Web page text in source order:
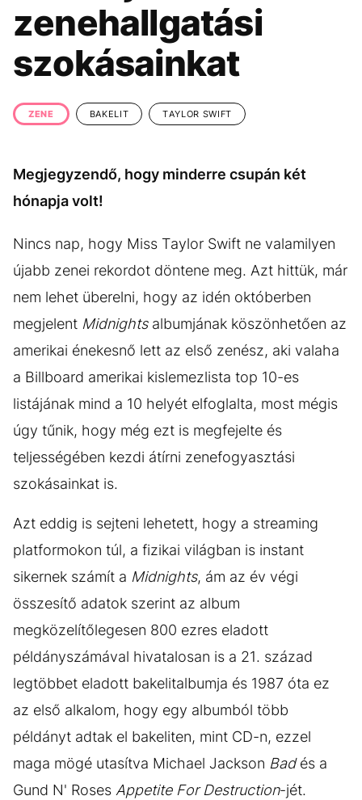
UTAZÁS
ÉLETMÓD DESIGN
BESZÉLGETÉSEK ARCOK
VIDEÓ TÖRTÉNETEK
zenehallgatási
szokásainkat
ZENE BAKELIT TAYLOR SWIFT
Megjegyzendő, hogy minderre csupán két
hónapja volt!
Nincs nap, hogy Miss Taylor Swift ne valamilyen
újabb zenei rekordot döntene meg. Azt hittük, már
nem lehet überelni, hogy az idén októberben
megjelent Midnightsalbumjának köszönhetően az
amerikai énekesnő lett az első zenész, aki valaha
a Billboard amerikai kislemezlista top 10-es
listájának mind a 10 helyét elfoglalta, most mégis
úgy tűnik, hogy még ezt is megfejelte és
teljességében kezdi átírni zenefogyasztási
szokásainkat is.
Azt eddig is sejteni lehetett, hogy a streaming
platformokon túl, a fizikai világban is instant
sikernek számít a Midnights, ám az év végi
összesítő adatok szerint az album
megközelítőlegesen 800 ezres eladott
példányszámával hivatalosan is a 21. század
legtöbbet eladott bakelitalbumja és 1987 óta ez
az első alkalom, hogy egy albumból több
példányt adtak el bakeliten, mint CD-n, ezzel
maga mögé utasítva Michael Jackson Badés a
Gund N' Roses Appetite For Destruction-jét.